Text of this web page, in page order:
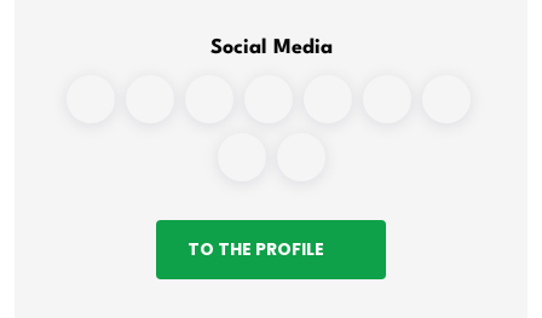
Social Media
TO THE PROFILE